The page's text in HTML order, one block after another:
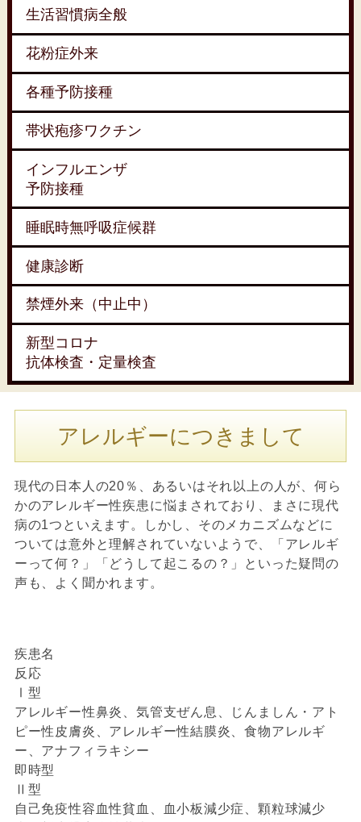
生活習慣病全般
花粉症外来
各種予防接種
帯状疱疹ワクチン
インフルエンザ
予防接種
睡眠時無呼吸症候群
健康診断
禁煙外来（中止中）
新型コロナ
抗体検査・定量検査
アレルギーにつきまして
現代の日本人の20％、あるいはそれ以上の人が、何ら
かのアレルギー性疾患に悩まされており、まさに現代
病の1つといえます。しかし、そのメカニズムなどに
ついては意外と理解されていないようで、「アレルギ
ーって何？」「どうして起こるの？」といった疑問の
声も、よく聞かれます。
疾患名
反応
Ⅰ型
アレルギー性鼻炎、気管支ぜん息、じんましん・アト
ピー性皮膚炎、アレルギー性結膜炎、食物アレルギ
ー、アナフィラキシー
即時型
Ⅱ型
自己免疫性容血性貧血、血小板減少症、顆粒球減少